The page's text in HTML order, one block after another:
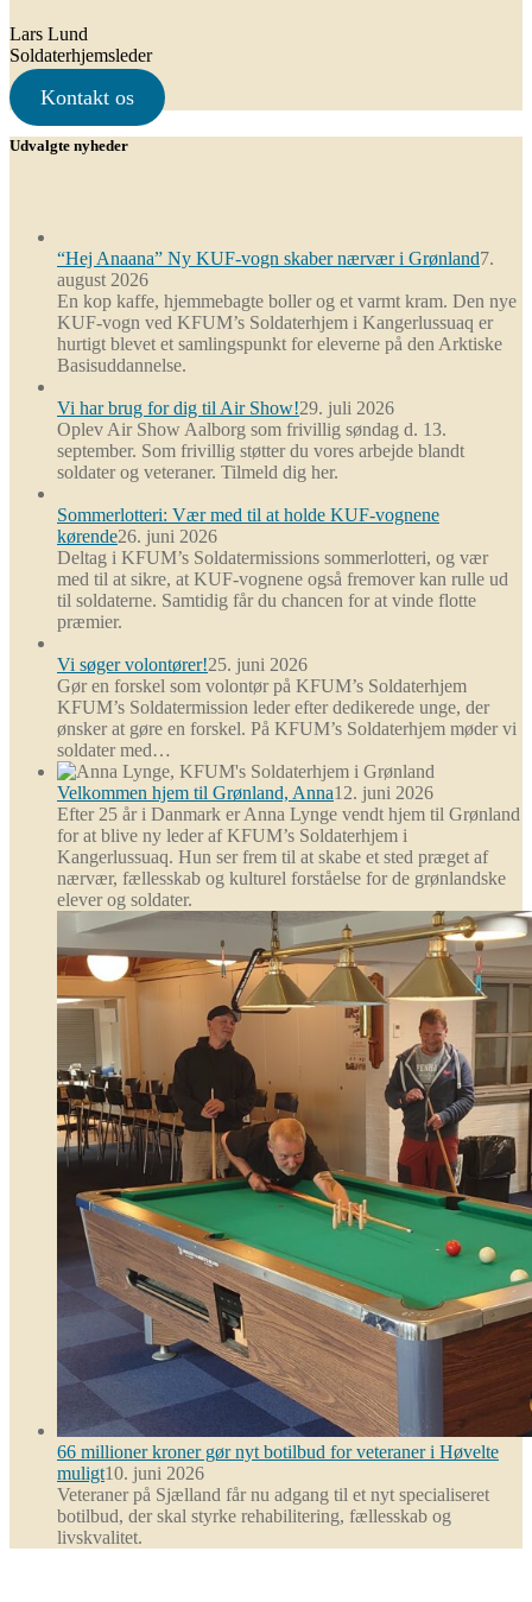
Lars Lund
Soldaterhjemsleder
Kontakt os
Udvalgte nyheder
“Hej Anaana” Ny KUF-vogn skaber nærvær i Grønland7.
august 2026
En kop kaffe, hjemmebagte boller og et varmt kram. Den nye
KUF-vogn ved KFUM’s Soldaterhjem i Kangerlussuaq er
hurtigt blevet et samlingspunkt for eleverne på den Arktiske
Basisuddannelse.
Vi har brug for dig til Air Show!29. juli 2026
Oplev Air Show Aalborg som frivillig søndag d. 13.
september. Som frivillig støtter du vores arbejde blandt
soldater og veteraner. Tilmeld dig her.
Sommerlotteri: Vær med til at holde KUF-vognene
kørende26. juni 2026
Deltag i KFUM’s Soldatermissions sommerlotteri, og vær
med til at sikre, at KUF-vognene også fremover kan rulle ud
til soldaterne. Samtidig får du chancen for at vinde flotte
præmier.
Vi søger volontører!25. juni 2026
Gør en forskel som volontør på KFUM’s Soldaterhjem
KFUM’s Soldatermission leder efter dedikerede unge, der
ønsker at gøre en forskel. På KFUM’s Soldaterhjem møder vi
soldater med…
Velkommen hjem til Grønland, Anna12. juni 2026
Efter 25 år i Danmark er Anna Lynge vendt hjem til Grønland
for at blive ny leder af KFUM’s Soldaterhjem i
Kangerlussuaq. Hun ser frem til at skabe et sted præget af
nærvær, fællesskab og kulturel forståelse for de grønlandske
elever og soldater.
66 millioner kroner gør nyt botilbud for veteraner i Høvelte
muligt10. juni 2026
Veteraner på Sjælland får nu adgang til et nyt specialiseret
botilbud, der skal styrke rehabilitering, fællesskab og
livskvalitet.